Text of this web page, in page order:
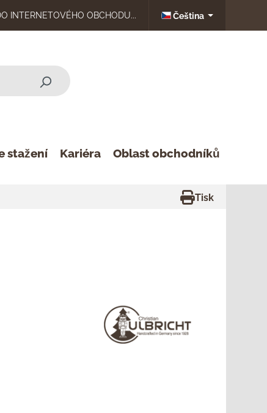
INTERNETOVÉHO OBCHODU... Čeština
stažení Kariéra Oblast obchodníků
Tisk